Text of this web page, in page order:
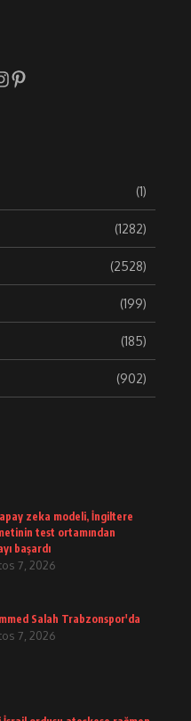
(1)
(1282)
(2528)
(199)
(185)
(902)
zeka modeli, İngiltere
test ortamından
başardı
7, 2026
Salah Trabzonspor'da
7, 2026